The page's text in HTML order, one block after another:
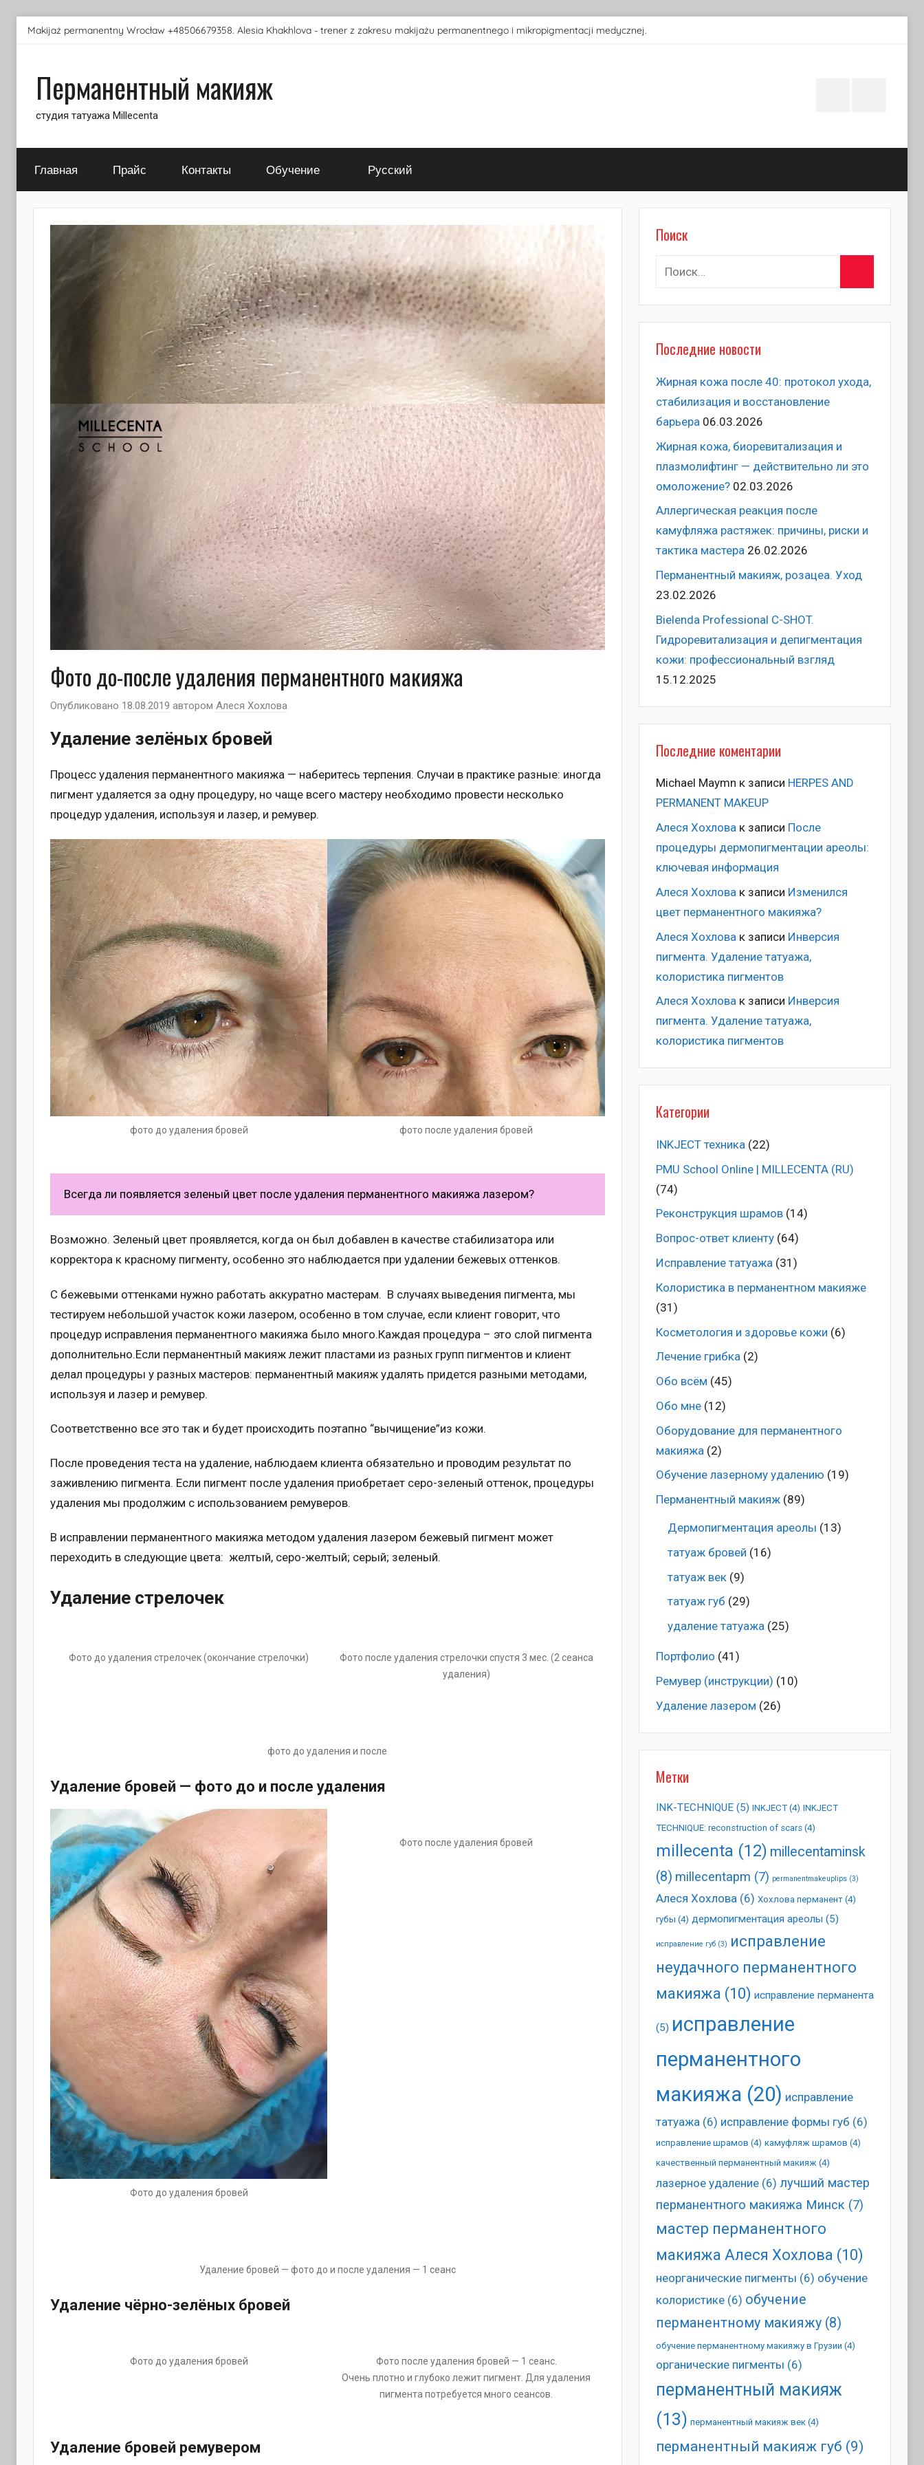
Перейти
Makijaż permanentny Wrocław +48506679358. Alesia Khakhlova - trener z zakresu makijażu permanentnego i mikropigmentacji medycznej.
Перманентный макияж
студия татуажа Millecenta
Главная Прайс Контакты Обучение Русский
Фото до-после удаления перманентного макияжа
Опубликовано 18.08.2019 автором Алеся Хохлова
Удаление зелёных бровей
Процесс удаления перманентного макияжа — наберитесь терпения. Случаи в практике разные: иногда
пигмент удаляется за одну процедуру, но чаще всего мастеру необходимо провести несколько
процедур удаления, используя и лазер, и ремувер.
фото до удаления бровей фото после удаления бровей
Всегда ли появляется зеленый цвет после удаления перманентного макияжа лазером?
Возможно. Зеленый цвет проявляется, когда он был добавлен в качестве стабилизатора или
корректора к красному пигменту, особенно это наблюдается при удалении бежевых оттенков.
С бежевыми оттенками нужно работать аккуратно мастерам. В случаях выведения пигмента, мы
тестируем небольшой участок кожи лазером, особенно в том случае, если клиент говорит, что
процедур исправления перманентного макияжа было много.Каждая процедура – это слой пигмента
дополнительно.Если перманентный макияж лежит пластами из разных групп пигментов и клиент
делал процедуры у разных мастеров: перманентный макияж удалять придется разными методами,
используя и лазер и ремувер.
Соответственно все это так и будет происходить поэтапно “вычищение”из кожи.
После проведения теста на удаление, наблюдаем клиента обязательно и проводим результат по
заживлению пигмента. Если пигмент после удаления приобретает серо-зеленый оттенок, процедуры
удаления мы продолжим с использованием ремуверов.
В исправлении перманентного макияжа методом удаления лазером бежевый пигмент может
переходить в следующие цвета: желтый, серо-желтый; серый; зеленый.
Удаление стрелочек
Фото до удаления стрелочек (окончание стрелочки)
Фото после удаления стрелочки спустя 3 мес. (2 сеанса
удаления)
фото до удаления и после
Удаление бровей — фото до и после удаления
Фото до удаления бровей
Фото после удаления бровей
Удаление бровей — фото до и после удаления — 1 сеанс
Удаление чёрно-зелёных бровей
Фото до удаления бровей
Фото после удаления бровей — 1 сеанс.
Очень плотно и глубоко лежит пигмент. Для удаления
пигмента потребуется много сеансов.
Удаление бровей ремувером
Поиск
Найти:
Последние новости
Жирная кожа после 40: протокол ухода,
стабилизация и восстановление
барьера 06.03.2026
Жирная кожа, биоревитализация и
плазмолифтинг — действительно ли это
омоложение? 02.03.2026
Аллергическая реакция после
камуфляжа растяжек: причины, риски и
тактика мастера 26.02.2026
Перманентный макияж, розацеа. Уход
23.02.2026
Bielenda Professional C-SHOT.
Гидроревитализация и депигментация
кожи: профессиональный взгляд
15.12.2025
Последние коментарии
Michael Maymn к записи HERPES AND
PERMANENT MAKEUP
Алеся Хохловак записи После
процедуры дермопигментации ареолы:
ключевая информация
Алеся Хохлова к записи Изменился
цвет перманентного макияжа?
Алеся Хохлова к записи Инверсия
пигмента. Удаление татуажа,
колористика пигментов
Алеся Хохловак записи Инверсия
пигмента. Удаление татуажа,
колористика пигментов
Категории
INKJECT техника (22)
PMU School Online | MILLECENTA (RU)
(74)
Pеконструкция шрамов(14)
Вопрос-ответ клиенту(64)
Исправление татуажа (31)
Колористика в перманентном макияже
(31)
Косметология и здоровье кожи (6)
Лечение грибка(2)
Обо всём (45)
Обо мне(12)
Оборудование для перманентного
макияжа (2)
Обучение лазерному удалению (19)
Перманентный макияж(89)
Дермопигментация ареолы (13)
татуаж бровей (16)
татуаж век(9)
татуаж губ (29)
удаление татуажа(25)
Портфолио (41)
Ремувер (инструкции) (10)
Удаление лазером (26)
Метки
INK-TECHNIQUE(5) INKJECT(4) INKJECT
TECHNIQUE: reconstruction of scars(4)
millecenta (12) millecentaminsk
(8) millecentapm (7) permanentmakeuplips(3)
Алеся Хохлова(6) Хохлова перманент(4)
губы (4) дермопигментация ареолы (5)
исправление губ(3) исправление
неудачного перманентного
макияжа (10) исправление перманента
(5) исправление
перманентного
макияжа (20) исправление
татуажа(6) исправление формы губ (6)
исправление шрамов (4) камуфляж шрамов (4)
качественный перманентный макияж (4)
лазерное удаление(6) лучший мастер
перманентного макияжа Минск (7)
мастер перманентного
макияжа Алеся Хохлова (10)
неорганические пигменты (6) обучение
колористике(6) обучение
перманентному макияжу(8)
обучение перманентному макияжу в Грузии (4)
органические пигменты (6)
перманентный макияж
(13) перманентный макияж век(4)
перманентный макияж губ (9)